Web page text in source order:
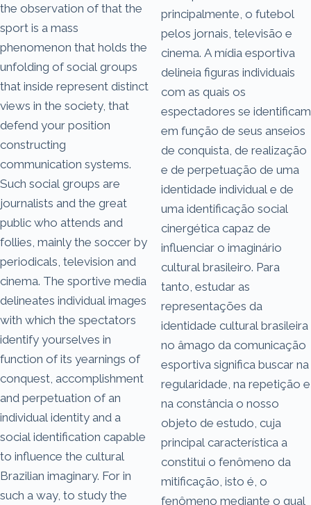
the observation of that the
sport is a mass
phenomenon that holds the
unfolding of social groups
that inside represent distinct
views in the society, that
defend your position
constructing
communication systems.
Such social groups are
journalists and the great
public who attends and
follies, mainly the soccer by
periodicals, television and
cinema. The sportive media
delineates individual images
with which the spectators
identify yourselves in
function of its yearnings of
conquest, accomplishment
and perpetuation of an
individual identity and a
social identification capable
to influence the cultural
Brazilian imaginary. For in
such a way, to study the
principalmente, o futebol
pelos jornais, televisão e
cinema. A mídia esportiva
delineia figuras individuais
com as quais os
espectadores se identificam
em função de seus anseios
de conquista, de realização
e de perpetuação de uma
identidade individual e de
uma identificação social
cinergética capaz de
influenciar o imaginário
cultural brasileiro. Para
tanto, estudar as
representações da
identidade cultural brasileira
no âmago da comunicação
esportiva significa buscar na
regularidade, na repetição e
na constância o nosso
objeto de estudo, cuja
principal característica a
constitui o fenômeno da
mitificação, isto é, o
fenômeno mediante o qual